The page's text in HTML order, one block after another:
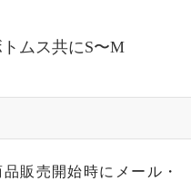
ムス共にS〜M
販売開始時にメール・